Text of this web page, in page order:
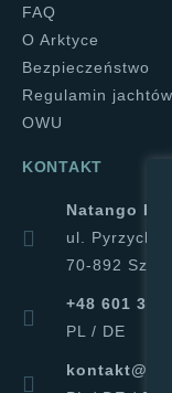
FAQ
O Arktyce
Bezpieczeństwo
Regulamin jachtów
OWU
KONTAKT
Natango
ul. Pyrzycka
70-892
+48 601 347
PL / DE